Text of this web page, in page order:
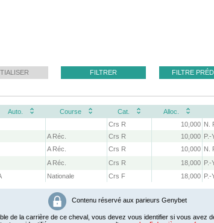
FILTRER FILTRE
Auto. Course Cat. Alloc.
Crs R 10,000 N.
A Réc. Crs R 10,000 P.-
A Réc. Crs R 10,000 N.
A Réc. Crs R 18,000 P.-
Nationale Crs F 18,000 P.-
Contenu réservé aux parieurs Genybet
de la carrière de ce cheval, vous devez vous identifier si vous avez